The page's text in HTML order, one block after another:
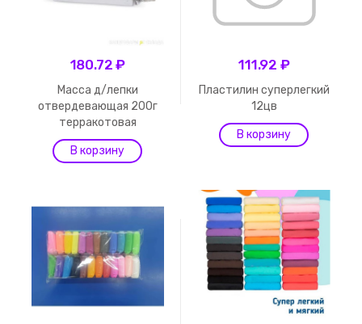
180.72 ₽
Масса д/лепки
отвердевающая 200г
терракотовая
111.92 ₽
Пластилин суперлегкий
12цв